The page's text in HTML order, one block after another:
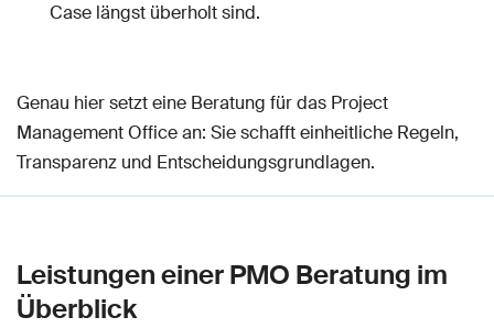
Case längst überholt sind.
Genau hier setzt eine Beratung für das Project
Management Office an: Sie schafft einheitliche Regeln,
Transparenz und Entscheidungsgrundlagen.
Leistungen einer PMO Beratung im
Überblick